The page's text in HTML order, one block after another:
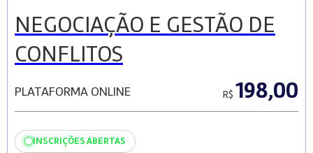
NEGOCIAÇÃO E GESTÃO DE
CONFLITOS
PLATAFORMA ONLINE R$ 198,00
INSCRIÇÕES ABERTAS